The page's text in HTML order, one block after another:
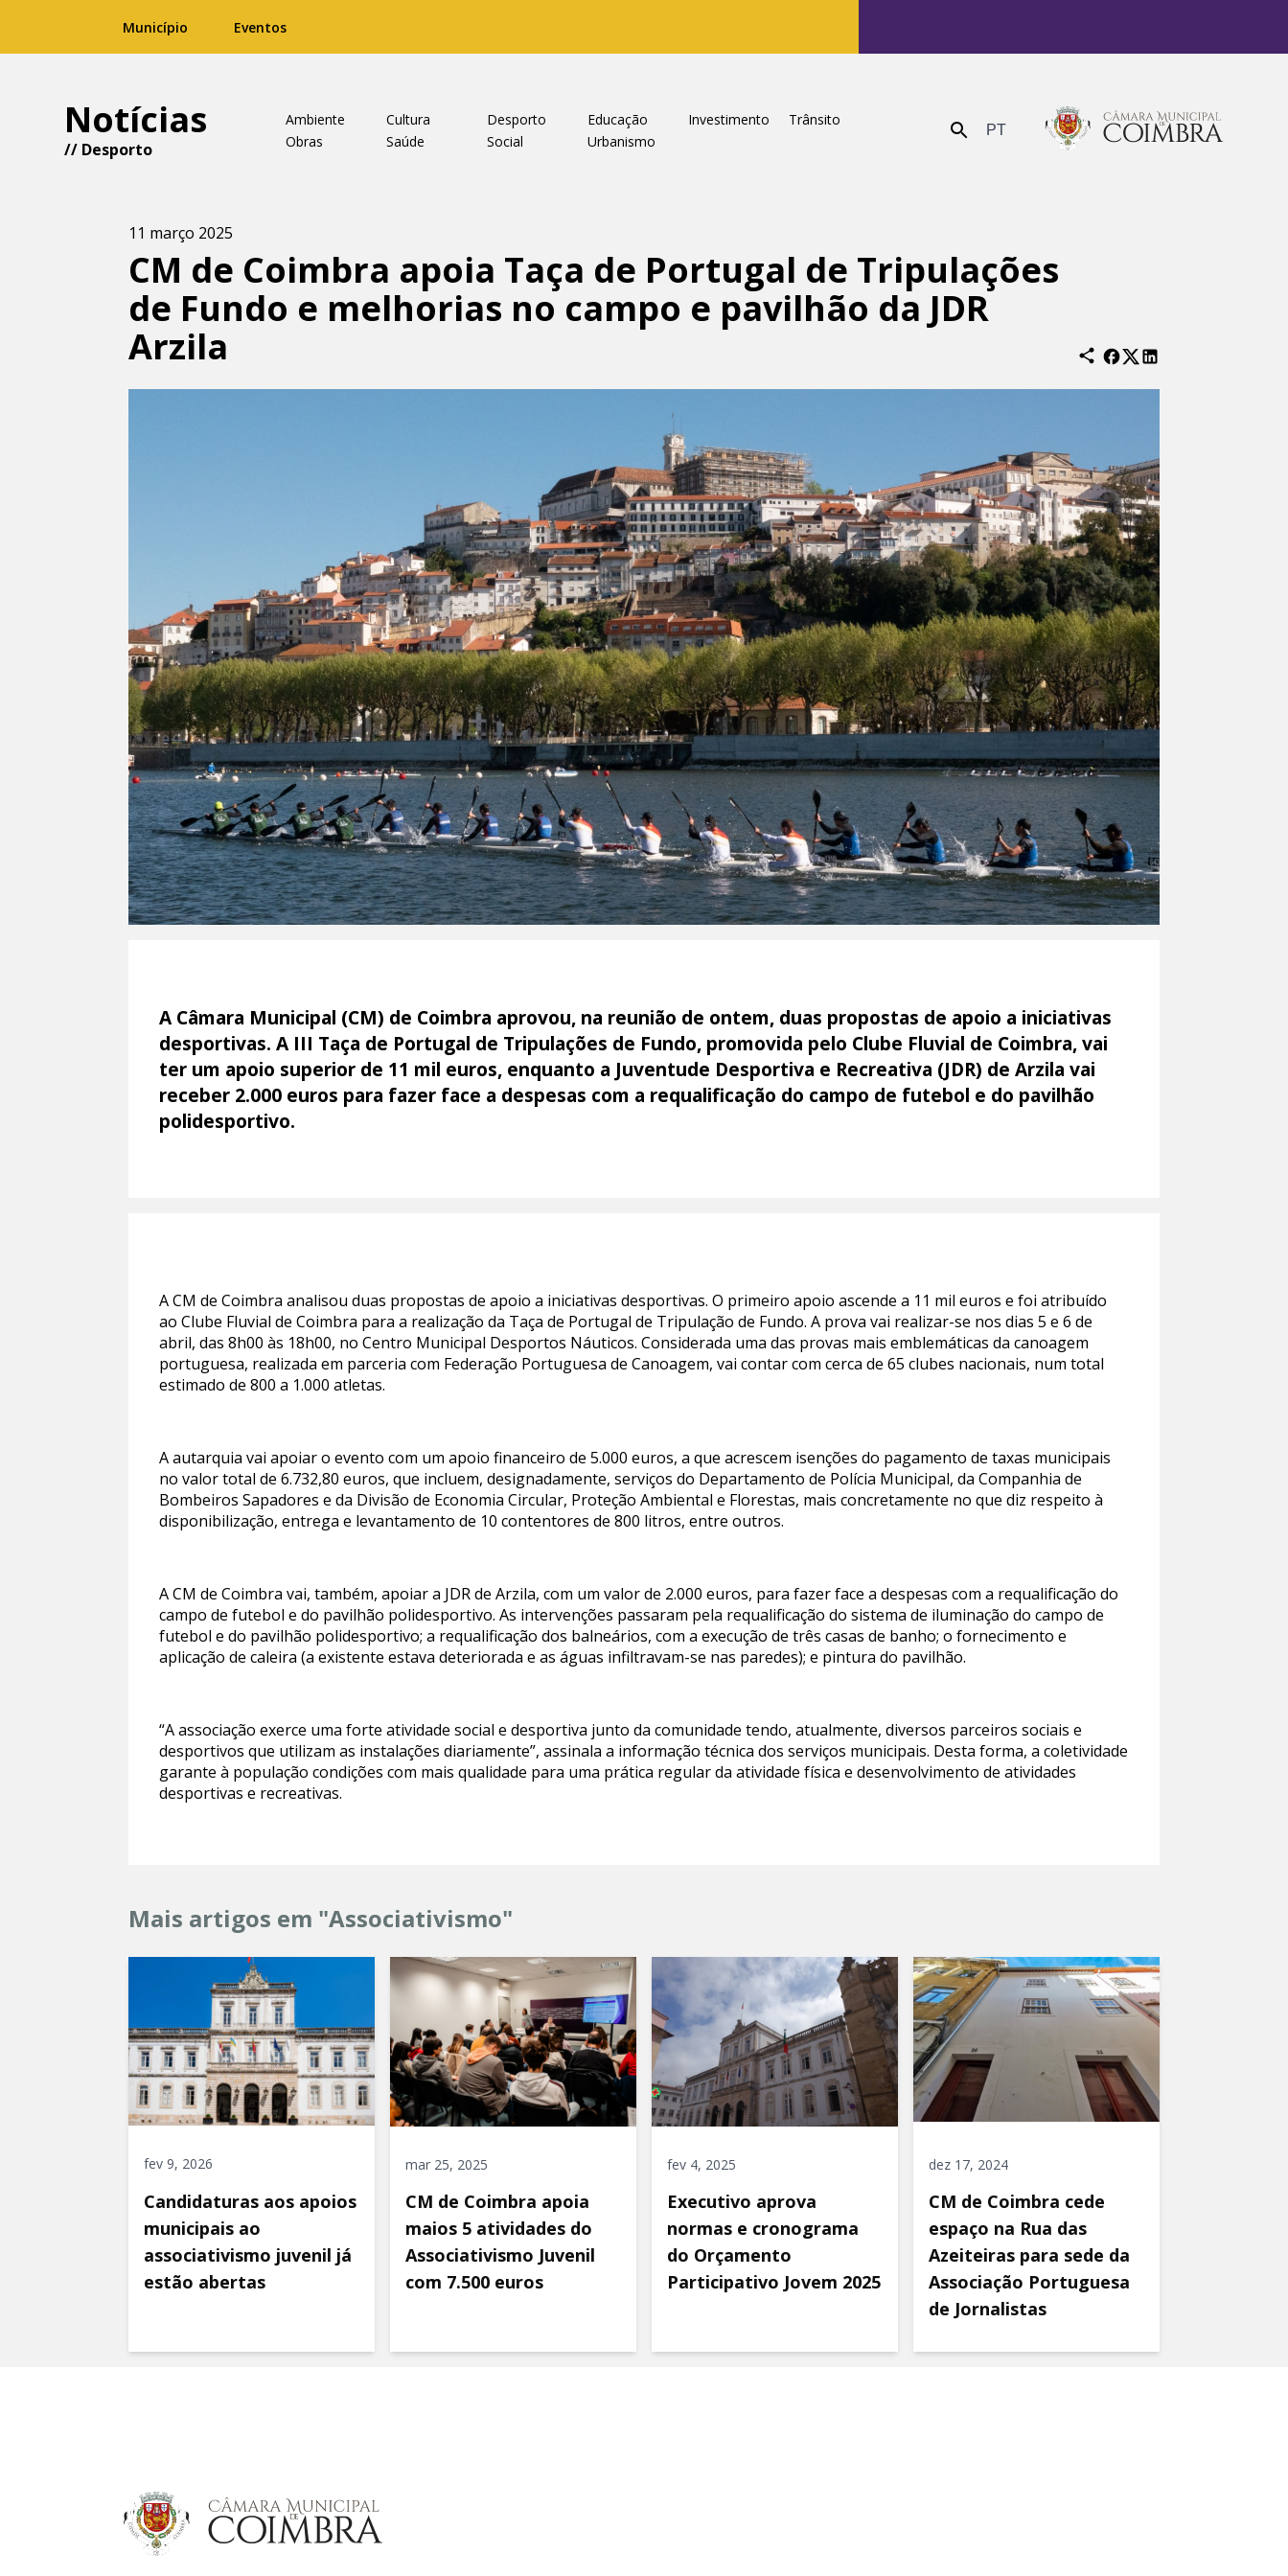
Município Eventos
Notícias
// Desporto
Ambiente Cultura Desporto Educação Investimento
Trânsito
Obras
Saúde Social Urbanismo Enviar PT
11 março 2025
CM de Coimbra apoia Taça de Portugal de Tripulações
de Fundo e melhorias no campo e pavilhão da JDR
Arzila
A Câmara Municipal (CM) de Coimbra aprovou, na reunião de ontem, duas propostas de apoio a iniciativas
desportivas. A III Taça de Portugal de Tripulações de Fundo, promovida pelo Clube Fluvial de Coimbra, vai
ter um apoio superior de 11 mil euros, enquanto a Juventude Desportiva e Recreativa (JDR) de Arzila vai
receber 2.000 euros para fazer face a despesas com a requalificação do campo de futebol e do pavilhão
polidesportivo.
A CM de Coimbra analisou duas propostas de apoio a iniciativas desportivas. O primeiro apoio ascende a 11 mil euros e foi atribuído
ao Clube Fluvial de Coimbra para a realização da Taça de Portugal de Tripulação de Fundo. A prova vai realizar-se nos dias 5 e 6 de
abril, das 8h00 às 18h00, no Centro Municipal Desportos Náuticos. Considerada uma das provas mais emblemáticas da canoagem
portuguesa, realizada em parceria com Federação Portuguesa de Canoagem, vai contar com cerca de 65 clubes nacionais, num total
estimado de 800 a 1.000 atletas.
A autarquia vai apoiar o evento com um apoio financeiro de 5.000 euros, a que acrescem isenções do pagamento de taxas municipais
no valor total de 6.732,80 euros, que incluem, designadamente, serviços do Departamento de Polícia Municipal, da Companhia de
Bombeiros Sapadores e da Divisão de Economia Circular, Proteção Ambiental e Florestas, mais concretamente no que diz respeito à
disponibilização, entrega e levantamento de 10 contentores de 800 litros, entre outros.
A CM de Coimbra vai, também, apoiar a JDR de Arzila, com um valor de 2.000 euros, para fazer face a despesas com a requalificação do
campo de futebol e do pavilhão polidesportivo. As intervenções passaram pela requalificação do sistema de iluminação do campo de
futebol e do pavilhão polidesportivo; a requalificação dos balneários, com a execução de três casas de banho; o fornecimento e
aplicação de caleira (a existente estava deteriorada e as águas infiltravam-se nas paredes); e pintura do pavilhão.
“A associação exerce uma forte atividade social e desportiva junto da comunidade tendo, atualmente, diversos parceiros sociais e
desportivos que utilizam as instalações diariamente”, assinala a informação técnica dos serviços municipais. Desta forma, a coletividade
garante à população condições com mais qualidade para uma prática regular da atividade física e desenvolvimento de atividades
desportivas e recreativas.
Mais artigos em "Associativismo"
fev 9, 2026
Candidaturas aos apoios
municipais ao
associativismo juvenil já
estão abertas
mar 25, 2025
CM de Coimbra apoia
maios 5 atividades do
Associativismo Juvenil
com 7.500 euros
fev 4, 2025
Executivo aprova
normas e cronograma
do Orçamento
Participativo Jovem 2025
dez 17, 2024
CM de Coimbra cede
espaço na Rua das
Azeiteiras para sede da
Associação Portuguesa
de Jornalistas